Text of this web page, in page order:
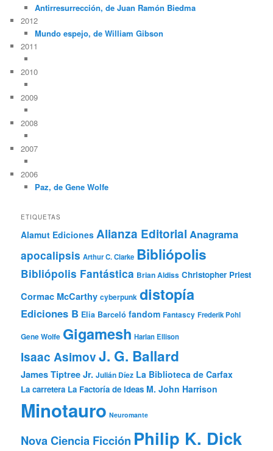
Antirresurrección, de Juan Ramón Biedma
2012
Mundo espejo, de William Gibson
2011
2010
2009
2008
2007
2006
Paz, de Gene Wolfe
ETIQUETAS
Alamut Ediciones Alianza Editorial Anagrama
apocalipsis Arthur C. Clarke Bibliópolis
Bibliópolis Fantástica Brian Aldiss Christopher Priest
Cormac McCarthy cyberpunk distopía
Ediciones B Elia Barceló fandom Fantascy Frederik Pohl
Gene Wolfe Gigamesh Harlan Ellison
Isaac AsimovJ. G. Ballard
James Tiptree Jr. Julián Díez La Biblioteca de Carfax
La carretera La Factoría de Ideas M. John Harrison
Minotauro Neuromante
Nova Ciencia Ficción Philip K. Dick